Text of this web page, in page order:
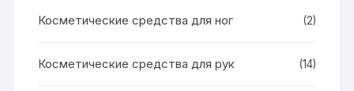
Косметические средства для ног (2)
Косметические средства для рук (14)